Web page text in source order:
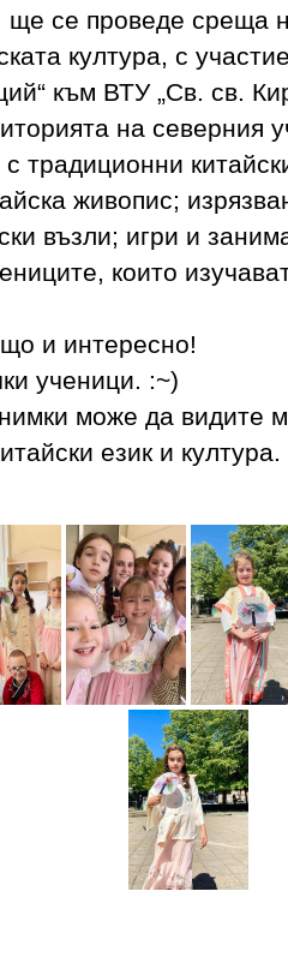
ще се проведе среща
култура, с
към ВТУ „Св. св.
на северния
традиционни
живопис;
възли; игри и
които
и интересно!
ученици. :~)
може да видите
език и култура.